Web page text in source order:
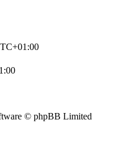
© phpBB Limited